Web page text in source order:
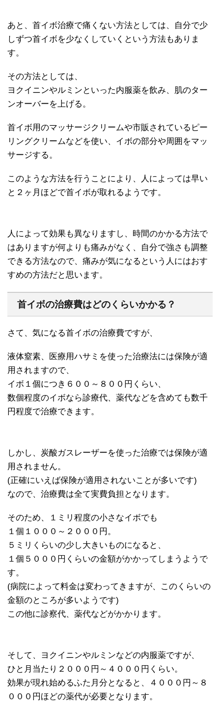
あと、首イボ治療で痛くない方法としては、自分で少
しずつ首イボを少なくしていくという方法もありま
す。
その方法としては、
ヨクイニンやルミンといった内服薬を飲み、肌のター
ンオーバーを上げる。
首イボ用のマッサージクリームや市販されているピー
リングクリームなどを使い、イボの部分や周囲をマッ
サージする。
このような方法を行うことにより、人によっては早い
と２ヶ月ほどで首イボが取れるようです。
人によって効果も異なりますし、時間のかかる方法で
はありますが何よりも痛みがなく、自分で強さも調整
できる方法なので、痛みが気になるという人にはおす
すめの方法だと思います。
首イボの治療費はどのくらいかかる？
さて、気になる首イボの治療費ですが、
液体窒素、医療用ハサミを使った治療法には保険が適
用されますので、
イボ１個につき６００～８００円くらい、
数個程度のイボなら診療代、薬代などを含めても数千
円程度で治療できます。
しかし、炭酸ガスレーザーを使った治療では保険が適
用されません。
(正確にいえば保険が適用されないことが多いです)
なので、治療費は全て実費負担となります。
そのため、１ミリ程度の小さなイボでも
１個１０００～２０００円。
５ミリくらいの少し大きいものになると、
１個５０００円くらいの金額がかかってしまうようで
す。
(病院によって料金は変わってきますが、このくらいの
金額のところが多いようです)
この他に診察代、薬代などがかかります。
そして、ヨクイニンやルミンなどの内服薬ですが、
ひと月当たり２０００円～４０００円くらい。
効果が現れ始めるふた月分となると、４０００円～８
０００円ほどの薬代が必要となります。